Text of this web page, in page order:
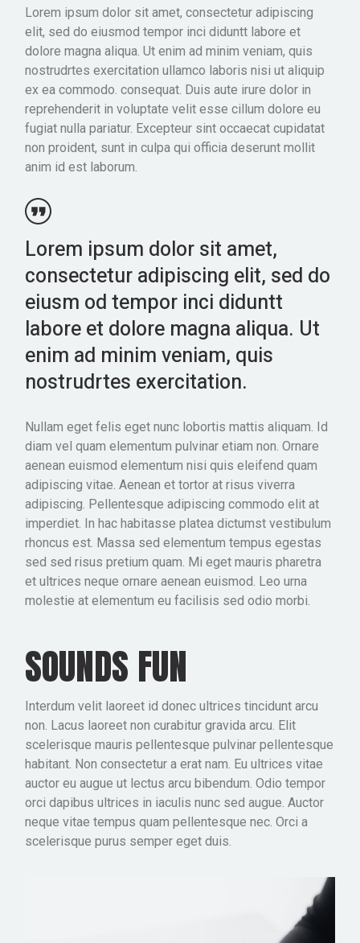
Lorem ipsum dolor sit amet, consectetur adipiscing
elit, sed do eiusmod tempor inci diduntt labore et
dolore magna aliqua. Ut enim ad minim veniam, quis
nostrudrtes exercitation ullamco laboris nisi ut aliquip
ex ea commodo. consequat. Duis aute irure dolor in
reprehenderit in voluptate velit esse cillum dolore eu
fugiat nulla pariatur. Excepteur sint occaecat cupidatat
non proident, sunt in culpa qui officia deserunt mollit
anim id est laborum.
Lorem ipsum dolor sit amet,
consectetur adipiscing elit, sed do
eiusm od tempor inci diduntt
labore et dolore magna aliqua. Ut
enim ad minim veniam, quis
nostrudrtes exercitation.
Nullam eget felis eget nunc lobortis mattis aliquam. Id
diam vel quam elementum pulvinar etiam non. Ornare
aenean euismod elementum nisi quis eleifend quam
adipiscing vitae. Aenean et tortor at risus viverra
adipiscing. Pellentesque adipiscing commodo elit at
imperdiet. In hac habitasse platea dictumst vestibulum
rhoncus est. Massa sed elementum tempus egestas
sed sed risus pretium quam. Mi eget mauris pharetra
et ultrices neque ornare aenean euismod. Leo urna
molestie at elementum eu facilisis sed odio morbi.
SOUNDS FUN
Interdum velit laoreet id donec ultrices tincidunt arcu
non. Lacus laoreet non curabitur gravida arcu. Elit
scelerisque mauris pellentesque pulvinar pellentesque
habitant. Non consectetur a erat nam. Eu ultrices vitae
auctor eu augue ut lectus arcu bibendum. Odio tempor
orci dapibus ultrices in iaculis nunc sed augue. Auctor
neque vitae tempus quam pellentesque nec. Orci a
scelerisque purus semper eget duis.